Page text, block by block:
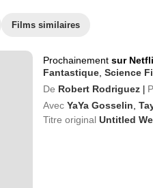
Films similaires
Prochainement sur
Fantastique Science
De Robert Rodriguez
Avec YaYa Gosselin
Titre original Untitled